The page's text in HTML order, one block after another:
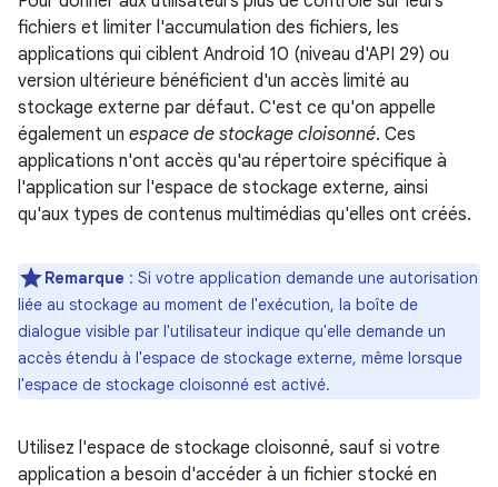
fichiers et limiter l'accumulation des fichiers, les
applications qui ciblent Android 10 (niveau d'API 29) ou
version ultérieure bénéficient d'un accès limité au
stockage externe par défaut. C'est ce qu'on appelle
également un espace de stockage cloisonné. Ces
applications n'ont accès qu'au répertoire spécifique à
l'application sur l'espace de stockage externe, ainsi
qu'aux types de contenus multimédias qu'elles ont créés.
Remarque : Si votre application demande une autorisation
liée au stockage au moment de l'exécution, la boîte de
dialogue visible par l'utilisateur indique qu'elle demande un
accès étendu à l'espace de stockage externe, même lorsque
l'espace de stockage cloisonné est activé.
Utilisez l'espace de stockage cloisonné, sauf si votre
application a besoin d'accéder à un fichier stocké en